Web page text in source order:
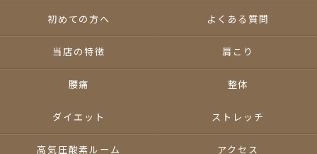
初めての方へ よくある質問
当店の特徴 肩こり
腰痛 整体
ダイエット ストレッチ
高気圧酸素ルーム アクセス